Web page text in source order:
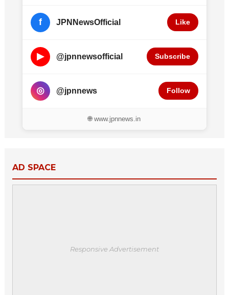
f JPNNewsOfficial Like
▶ @jpnnewsofficial Subscribe
◎ @jpnnews Follow
🌐 www.jpnnews.in
AD SPACE
Responsive Advertisement